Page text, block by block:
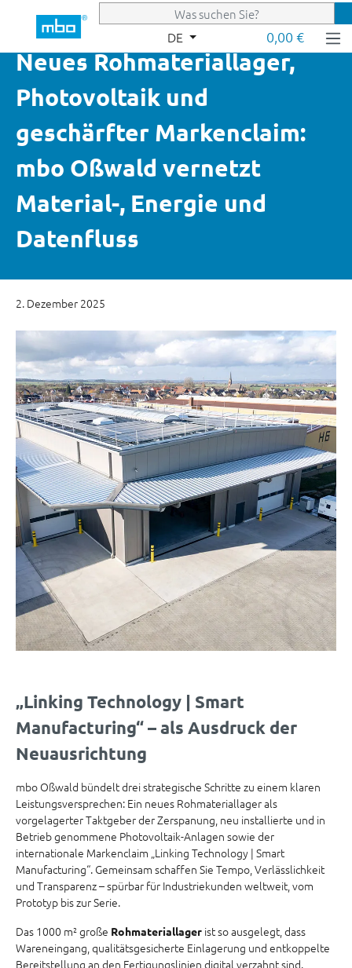
Zum Hauptinhalt springen
DE 0,00 €
Neues Rohmateriallager,
Photovoltaik und
geschärfter Markenclaim:
mbo Oßwald vernetzt
Material-, Energie und
Datenfluss
2. Dezember 2025
„Linking Technology | Smart
Manufacturing“ – als Ausdruck der
Neuausrichtung
mbo Oßwald bündelt drei strategische Schritte zu einem klaren
Leistungsversprechen: Ein neues Rohmateriallager als
vorgelagerter Taktgeber der Zerspanung, neu installierte und in
Betrieb genommene Photovoltaik-Anlagen sowie der
internationale Markenclaim „Linking Technology | Smart
Manufacturing“. Gemeinsam schaffen Sie Tempo, Verlässlichkeit
und Transparenz – spürbar für Industriekunden weltweit, vom
Prototyp bis zur Serie.
Das 1000 m² große Rohmateriallager ist so ausgelegt, dass
Wareneingang, qualitätsgesicherte Einlagerung und entkoppelte
Bereitstellung an den Fertigungslinien digital verzahnt sind.